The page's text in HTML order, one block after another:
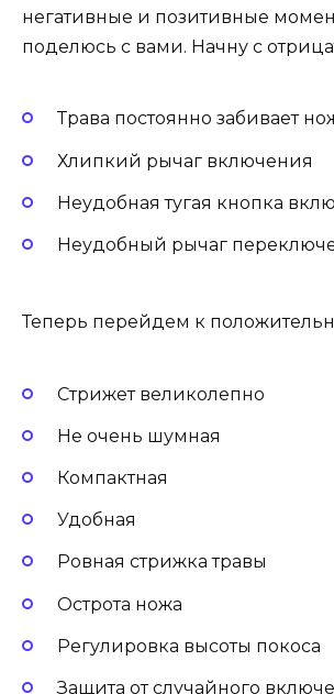
негативные и позитивные
поделюсь с вами. Начну с
Трава постоянно забивает
Хлипкий рычаг включения
Неудобная тугая кнопка
Неудобный рычаг
Теперь перейдем к
Стрижет великолепно
Не очень шумная
Компактная
Удобная
Ровная стрижка травы
Острота ножа
Регулировка высоты покоса
Защита от случайного